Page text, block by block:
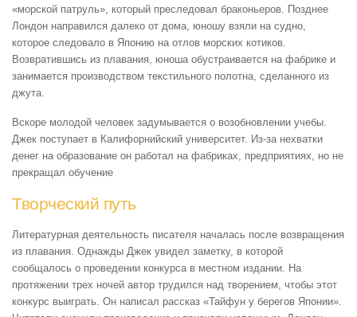
«морской патруль», который преследовал браконьеров. Позднее
Лондон направился далеко от дома, юношу взяли на судно,
которое следовало в Японию на отлов морских котиков.
Возвратившись из плавания, юноша обустраивается на фабрике и
занимается производством текстильного полотна, сделанного из
джута.
Вскоре молодой человек задумывается о возобновлении учебы.
Джек поступает в Калифорнийский университет. Из-за нехватки
денег на образование он работал на фабриках, предприятиях, но не
прекращал обучение
Творческий путь
Литературная деятельность писателя началась после возвращения
из плавания. Однажды Джек увидел заметку, в которой
сообщалось о проведении конкурса в местном издании. На
протяжении трех ночей автор трудился над творением, чтобы этот
конкурс выиграть. Он написал рассказ «Тайфун у берегов Японии».